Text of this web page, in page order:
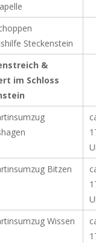
Steckenstein
&
im Schloss
Bitzen
Wissen